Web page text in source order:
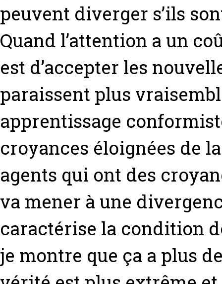
peuvent diverger s’ils
Quand l’attention a un
est d’accepter les
paraissent plus
apprentissage
croyances éloignées de
agents qui ont des
va mener à une
caractérise la condition
je montre que ça a plus